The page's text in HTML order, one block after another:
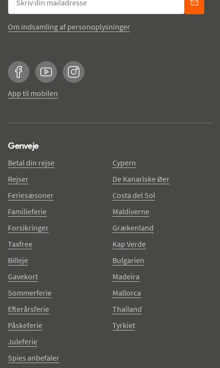
Om indsamling af personoplysninger
FacebookYouTubeInstagram
App til mobilen
Genveje
Betal din rejse
Rejser
Feriesæsoner
Familieferie
Forsikringer
Taxfree
Billeje
Gavekort
Sommerferie
Efterårsferie
Påskeferie
Juleferie
Spies anbefaler
Cypern
De Kanariske Øer
Costa del Sol
Maldiverne
Grækenland
Kap Verde
Bulgarien
Madeira
Mallorca
Thailand
Tyrkiet